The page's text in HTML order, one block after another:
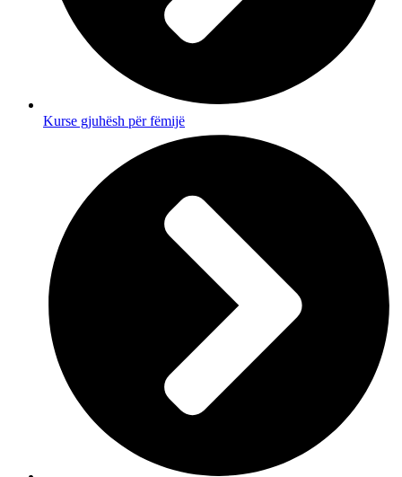
Kurse gjuhësh për fëmijë